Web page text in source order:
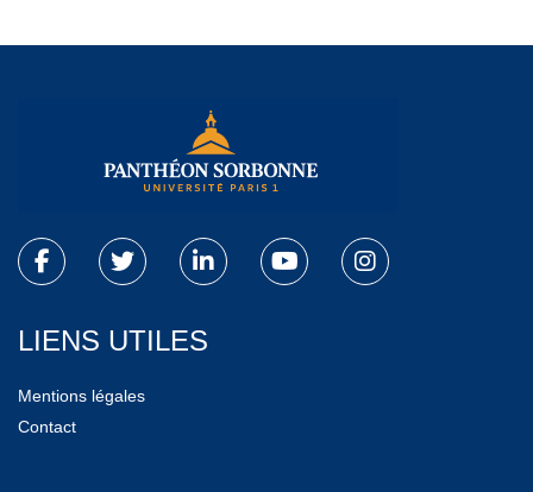
LIENS UTILES
Mentions légales
Contact